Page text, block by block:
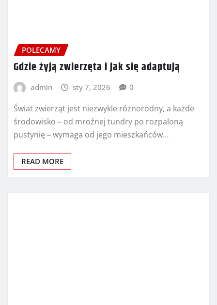
POLECAMY
Gdzie żyją zwierzęta i jak się adaptują
admin sty 7, 2026 0
Świat zwierząt jest niezwykle różnorodny, a każde
środowisko – od mroźnej tundry po rozpaloną
pustynię – wymaga od jego mieszkańców…
READ MORE